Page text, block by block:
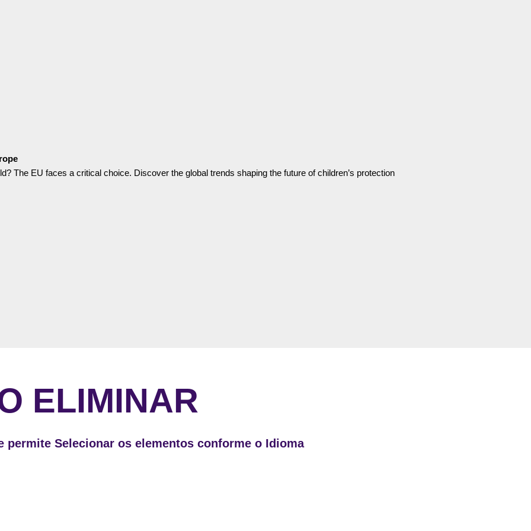
The EU faces a critical choice. Discover the global trends shaping the future of children’s protection
ELIMINAR
permite Selecionar os elementos conforme o Idioma